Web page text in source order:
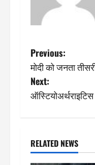
P
o
s
n
Previous:
मोदी को जनता
Next:
RELATED NEWS